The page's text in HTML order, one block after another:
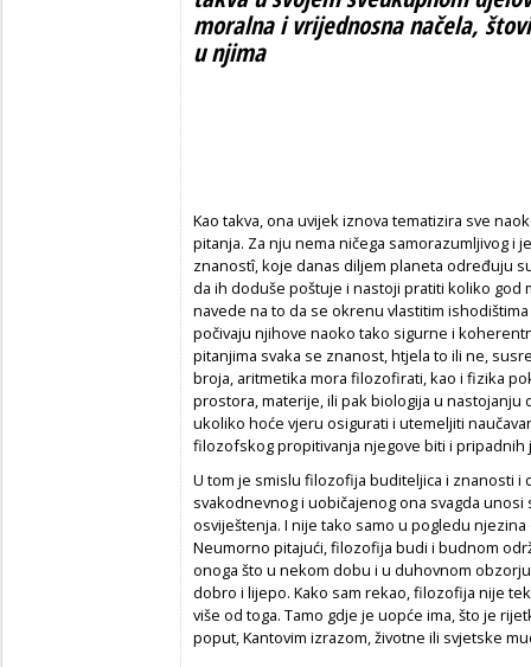
moralna i vrijednosna načela,
u njima
Kao takva, ona uvijek iznova tematizira sve
pitanja. Za nju nema ničega samorazumljivog i
znanostî, koje danas diljem planeta određuju
da ih doduše poštuje i nastoji pratiti koliko god
navede na to da se okrenu vlastitim
počivaju njihove naoko tako sigurne i
pitanjima svaka se znanost, htjela to ili ne,
broja, aritmetika mora filozofirati, kao i fizika
prostora, materije, ili pak biologija u nastojanju
ukoliko hoće vjeru osigurati i utemeljiti
filozofskog propitivanja njegove biti i pripadnih
U tom je smislu filozofija buditeljica i znanosti i
svakodnevnog i uobičajenog ona svagda
osviještenja. I nije tako samo u pogledu
Neumorno pitajući, filozofija budi i budnom
onoga što u nekom dobu i u duhovnom
dobro i lijepo. Kako sam rekao, filozofija nije
više od toga. Tamo gdje je uopće ima, što je
poput, Kantovim izrazom, životne ili svjetske